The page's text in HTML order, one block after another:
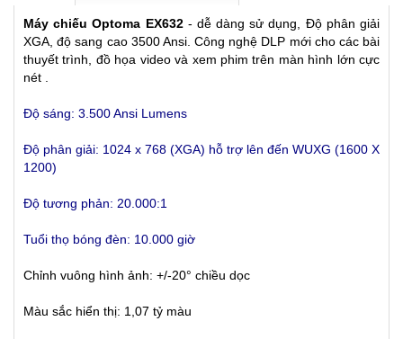
Máy chiếu Optoma EX632- dễ dàng sử dụng, Độ phân giải
XGA, độ sang cao 3500 Ansi. Công nghệ DLP mới cho các bài
thuyết trình, đồ họa video và xem phim trên màn hình lớn cực
nét .
Độ sáng: 3.500 Ansi Lumens
Độ phân giải: 1024 x 768 (XGA) hỗ trợ lên đến WUXG (1600 X
1200)
Độ tương phản: 20.000:1
Tuổi thọ bóng đèn: 10.000 giờ
Chỉnh vuông hình ảnh: +/-20° chiều dọc
Màu sắc hiển thị: 1,07 tỷ màu